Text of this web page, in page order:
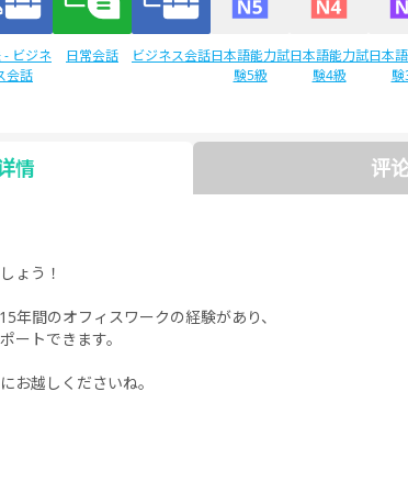
- ビジネ
会話
日常会話 ビジネス会話日本語能力試
験5級
日本語能力試
験4級
日本
験
情 评
ょう！
年間のオフィスワークの経験があり、
ートできます。
お越しくださいね。